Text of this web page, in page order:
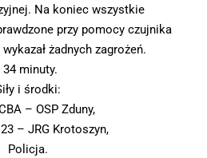
Na koniec wszystkie
przy pomocy czujnika
żadnych zagrożeń.
34 minuty.
i środki:
– OSP Zduny,
– JRG Krotoszyn,
Policja.